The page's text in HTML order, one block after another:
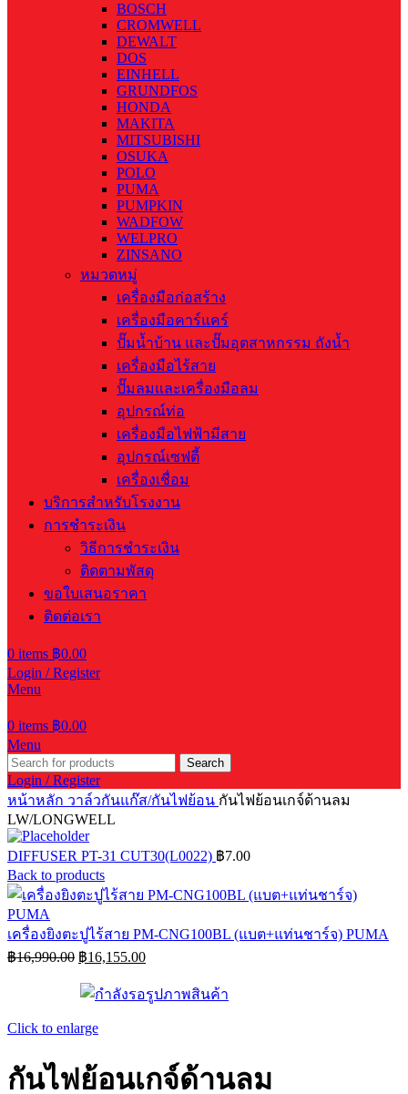
BOSCH
CROMWELL
DEWALT
DOS
EINHELL
GRUNDFOS
HONDA
MAKITA
MITSUBISHI
OSUKA
POLO
PUMA
PUMPKIN
WADFOW
WELPRO
ZINSANO
หมวดหมู่
เครื่องมือก่อสร้าง
เครื่องมือคาร์แคร์
ปั๊มน้ำบ้าน และปั๊มอุตสาหกรรม ถังน้ำ
เครื่องมือไร้สาย
ปั๊มลมและเครื่องมือลม
อุปกรณ์ท่อ
เครื่องมือไฟฟ้ามีสาย
อุปกรณ์เซฟตี้
เครื่องเชื่อม
บริการสำหรับโรงงาน
การชำระเงิน
วิธีการชำระเงิน
ติดตามพัสดุ
ขอใบเสนอราคา
ติดต่อเรา
0 items ฿0.00
Login / Register
Menu
0 items ฿0.00
Menu
Search
Login / Register
หน้าหลัก วาล์วกันแก๊ส/กันไฟย้อน กันไฟย้อนเกจ์ด้านลม
LW/LONGWELL
DIFFUSER PT-31 CUT30(L0022) ฿7.00
Back to products
เครื่องยิงตะปูไร้สาย PM-CNG100BL (แบต+แท่นชาร์จ) PUMA
฿16,990.00 Original
price
was:
฿16,990.00.
฿16,155.00Current
price
฿16,155.00.
Click to enlarge
กันไฟย้อนเกจ์ด้านลม